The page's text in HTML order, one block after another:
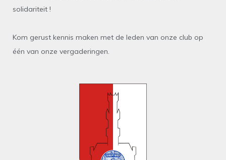
solidariteit !
Kom gerust kennis maken met de leden van onze club op
één van onze vergaderingen.